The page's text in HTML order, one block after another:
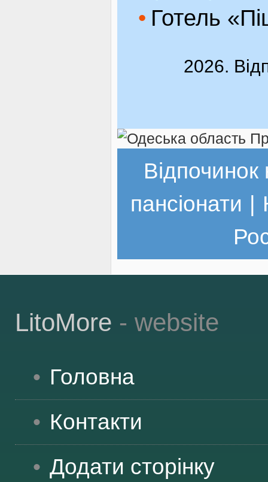
Готель
2026.
Відпочинок
пансіонати
LitoMore - website
Головна
Контакти
Додати сторінку